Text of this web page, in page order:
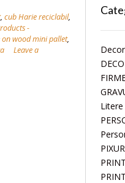
,cub Harie reciclabil,
-
on wood mini pallet,
Leave a